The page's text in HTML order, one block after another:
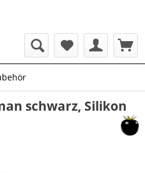
schwarz, Silikon